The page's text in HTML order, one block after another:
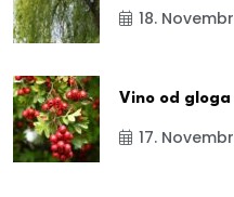
18.
Vino od
17.